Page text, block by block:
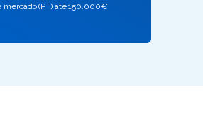
mercado (PT) até 150.000€